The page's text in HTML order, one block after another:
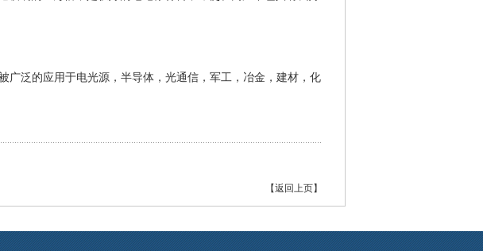
泛的应用于电光源，半导体，光通信，军工，冶金，建材，化
【返回上页】